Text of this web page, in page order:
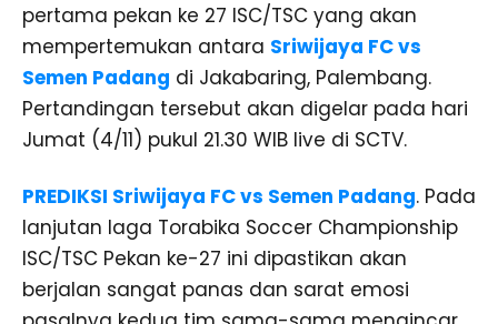
pertama pekan ke 27 ISC/TSC yang akan
mempertemukan antara Sriwijaya FC vs
Semen Padang di Jakabaring, Palembang.
Pertandingan tersebut akan digelar pada hari
Jumat (4/11) pukul 21.30 WIB live di SCTV.
PREDIKSI Sriwijaya FC vs Semen Padang. Pada
lanjutan laga Torabika Soccer Championship
ISC/TSC Pekan ke-27 ini dipastikan akan
berjalan sangat panas dan sarat emosi